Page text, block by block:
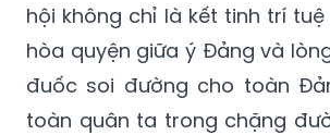
hội không chỉ là kết tinh trí
hòa quyện giữa ý Đảng và
đuốc soi đường cho toàn
toàn quân ta trong chặng